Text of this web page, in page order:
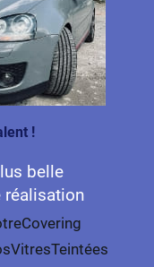
!
belle
réalisation